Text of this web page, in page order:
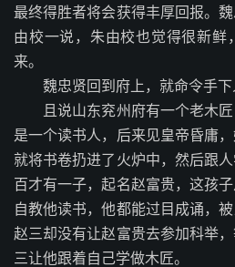
最终得胜者将会获得丰厚回报。
由校一说，朱由校也觉得很新鲜
来。
魏忠贤回到府上，就命令手下
且说山东兖州府有一个老木匠
是一个读书人，后来见皇帝昏庸
就将书卷扔进了火炉中，然后跟
百才有一子，起名赵富贵，这孩
自教他读书，他都能过目成诵，
赵三却没有让赵富贵去参加科举
三让他跟着自己学做木匠。